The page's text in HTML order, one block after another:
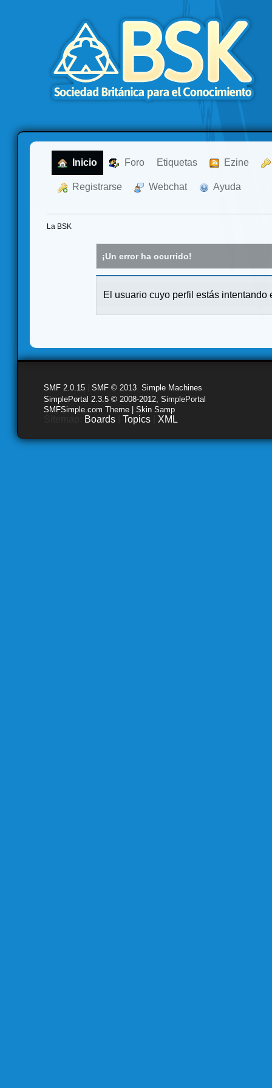
Inicio Foro Etiquetas Ezine
Registrarse Webchat Ayuda
La BSK
¡Un error ha ocurrido!
El usuario cuyo perfil estás intentando
SMF 2.0.15 SMF © 2013 Simple Machines
SimplePortal 2.3.5 © 2008-2012, SimplePortal
SMFSimple.com Theme | Skin Samp
Boards Topics XML